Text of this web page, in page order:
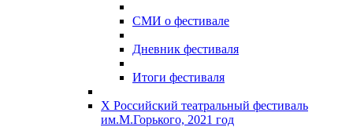
СМИ о фестивале
Дневник фестиваля
Итоги фестиваля
X Российский театральный фестиваль
им.М.Горького, 2021 год